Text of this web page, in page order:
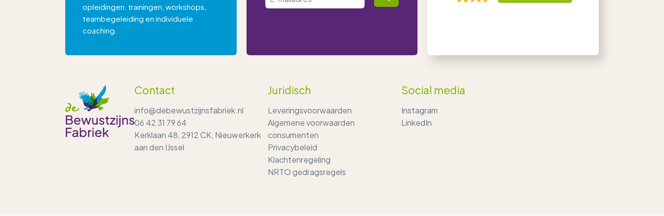
opleidingen, trainingen, workshops,
teambegeleiding en individuele
coaching.
Contact
info@debewustzijnsfabriek.nl
06 42 31 79 64
Kerklaan 48, 2912 CK, Nieuwerkerk
aan den IJssel
Juridisch
Leveringsvoorwaarden
Algemene voorwaarden
consumenten
Privacybeleid
Klachtenregeling
NRTO gedragsregels
Social media
Instagram
LinkedIn